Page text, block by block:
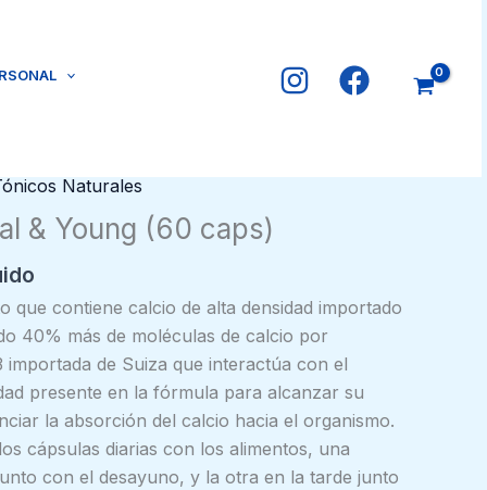
Naturales
& Young (60 caps)
que contiene calcio de alta densidad importado
40% más de moléculas de calcio por
importada de Suiza que interactúa con el
presente en la fórmula para alcanzar su
la absorción del calcio hacia el organismo.
cápsulas diarias con los alimentos, una
con el desayuno, y la otra en la tarde junto